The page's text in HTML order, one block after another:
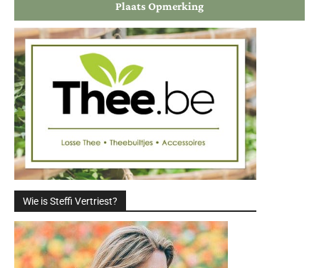
Wie is Steffi Vertriest?